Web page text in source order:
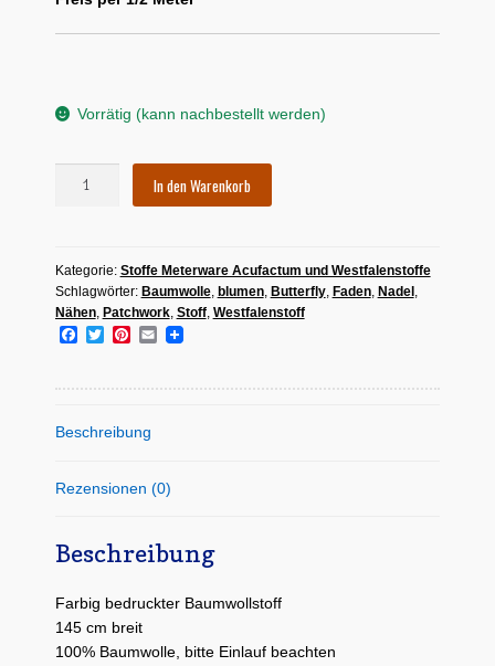
Vorrätig (kann nachbestellt werden)
blau-
grün"
Menge
In den Warenkorb
Kategorie: Stoffe Meterware Acufactum und Westfalenstoffe
Schlagwörter: Baumwolle, blumen, Butterfly, Faden, Nadel,
Nähen, Patchwork, Stoff, Westfalenstoff
F
e
o
T
t
r
P
t
e
E
i
Beschreibung
Rezensionen (0)
Beschreibung
Farbig bedruckter Baumwollstoff
145 cm breit
100% Baumwolle, bitte Einlauf beachten